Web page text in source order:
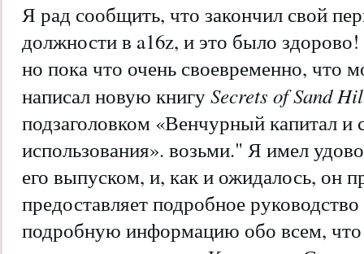
Я рад сообщить, что закончил свой
должности в a16z, и это было
но пока что очень своевременно, что
написал новую книгуSecrets of Sand
подзаголовком «Венчурный капитал и
использования». возьми." Я имел
его выпуском, и, как и ожидалось, он
предоставляет подробное
подробную информацию обо всем, что